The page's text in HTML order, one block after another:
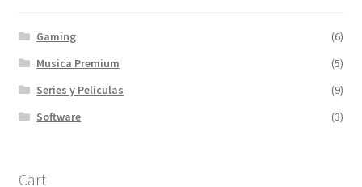
Gaming
(6)
Musica Premium
(5)
Series y Peliculas
(9)
Software
(3)
Cart